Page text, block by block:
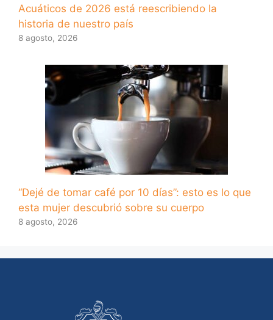
Acuáticos de 2026 está reescribiendo la
historia de nuestro país
8 agosto, 2026
“Dejé de tomar café por 10 días”: esto es lo que
esta mujer descubrió sobre su cuerpo
8 agosto, 2026